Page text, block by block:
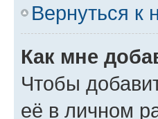
Вернуться к
Как мне
Чтобы
её в личном